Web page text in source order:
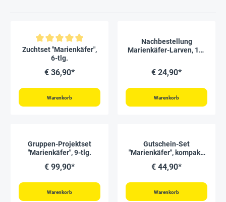
Durchschnittliche Bewertung von 5 von 5 Sternen
Zuchtset "Marienkäfer",
6-tlg.
€ 36,90*
Warenkorb
Nachbestellung
Marienkäfer-Larven, 10-
€ 24,90*
Warenkorb
Gruppen-Projektset
"Marienkäfer", 9-tlg.
€ 99,90*
Warenkorb
Gutschein-Set
"Marienkäfer", kompakt,
€ 44,90*
Warenkorb